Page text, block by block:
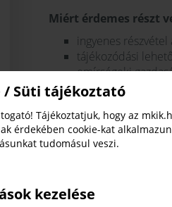
Miért érdemes részt
ingyenes
tájékozódási
emírségeki
tárgyalási
Szervezők
A Magyar
külképviselet, a helyi
/ Süti tájékoztató
Tájékoztatjuk, hogy az
érdekében cookie-kat
tudomásul veszi.
kezelése